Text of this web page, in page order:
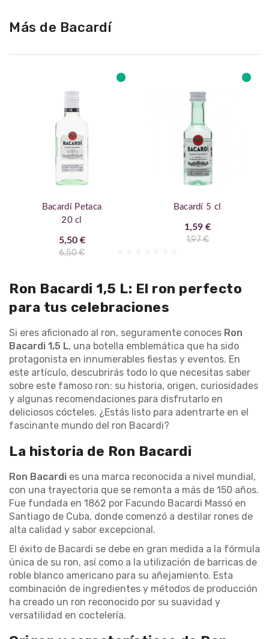
Más de Bacardí
Bacardí Petaca
20 cl
5,50 €
6,50 €
Bacardí 5 cl
1,59 €
1,97 €
Ron Bacardi 1,5 L: El ron perfecto
para tus celebraciones
Si eres aficionado al ron, seguramente conoces Ron
Bacardi 1,5 L, una botella emblemática que ha sido
protagonista en innumerables fiestas y eventos. En
este artículo, descubrirás todo lo que necesitas saber
sobre este famoso ron: su historia, origen, curiosidades
y algunas recomendaciones para disfrutarlo en
deliciosos cócteles. ¿Estás listo para adentrarte en el
fascinante mundo del ron Bacardi?
La historia de Ron Bacardi
Ron Bacardi es una marca reconocida a nivel mundial,
con una trayectoria que se remonta a más de 150 años.
Fue fundada en 1862 por Facundo Bacardi Massó en
Santiago de Cuba, donde comenzó a destilar rones de
alta calidad y sabor excepcional.
El éxito de Bacardi se debe en gran medida a la fórmula
única de su ron, así como a la utilización de barricas de
roble blanco americano para su añejamiento. Esta
combinación de ingredientes y métodos de producción
ha creado un ron reconocido por su suavidad y
versatilidad en coctelería.